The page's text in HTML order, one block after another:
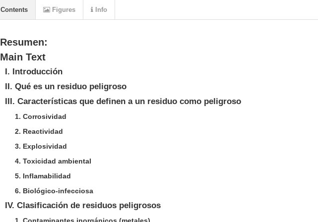
Resumen:
Main Text
I. Introducción
II. Qué es un residuo peligroso
III. Características que definen a un residuo como peligroso
1. Corrosividad
2. Reactividad
3. Explosividad
4. Toxicidad ambiental
5. Inflamabilidad
6. Biológico-infecciosa
IV. Clasificación de residuos peligrosos
Contents Figures Info